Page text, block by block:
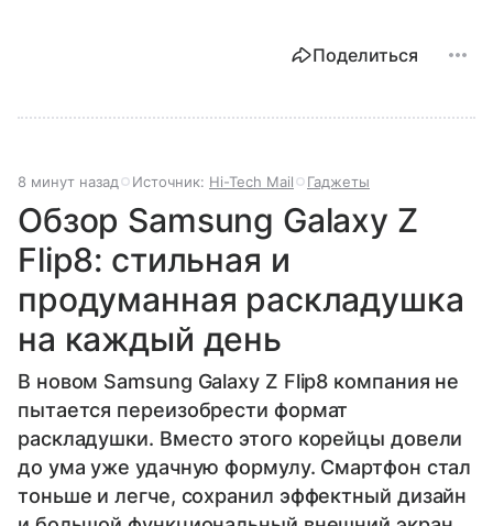
Поделиться
8 минут назад Источник: Hi-Tech Mail Гаджеты
Обзор Samsung Galaxy Z
Flip8: стильная и
продуманная раскладушка
на каждый день
В новом Samsung Galaxy Z Flip8 компания не
пытается переизобрести формат
раскладушки. Вместо этого корейцы довели
до ума уже удачную формулу. Смартфон стал
тоньше и легче, сохранил эффектный дизайн